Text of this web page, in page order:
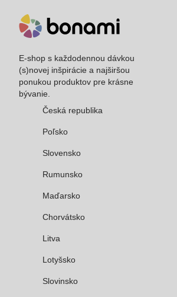
E-shop s každodennou dávkou
(s)novej inšpirácie a najširšou
ponukou produktov pre krásne
bývanie.
Česká republika
Poľsko
Slovensko
Rumunsko
Maďarsko
Chorvátsko
Litva
Lotyšsko
Slovinsko